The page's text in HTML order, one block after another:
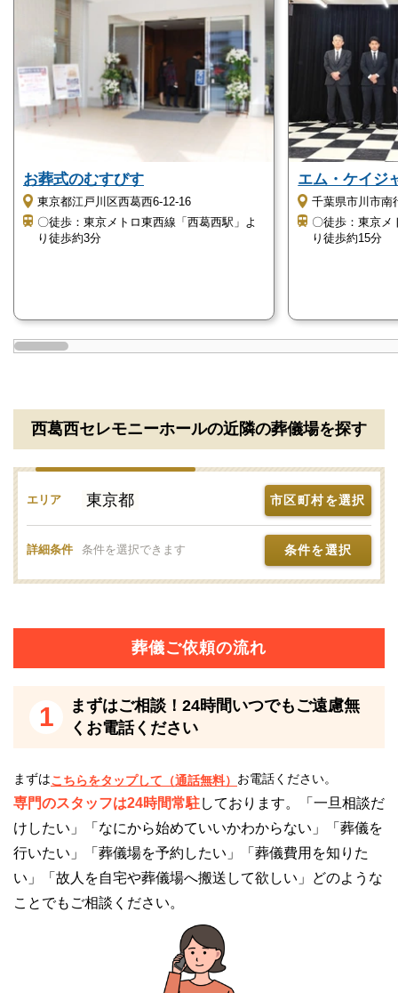
費用を最小限に抑えられる
直葬は通夜と告別式を執り行わずに火葬のみを執り行
います。
参列者は、多くの場合ご家族やご親族のみの数名にな
ります。
火葬式は通夜に関わる費用や香典返しに関する費用を
削減でき、費用をとにかく安く抑えられます。
葬儀費用の負担を最小限におさえたい
ご家族だけでお見送りをしたい
西葛西セレモニーホールの詳細情報
江戸川区西葛西にある民
葬儀の専用施設なので、設備面やサービス面に優れて
首都圏エリアで111の拠点があります。
「相談件数6万件」「安心サポート」「納得の葬儀費
用」が株式会社むすびすの特長です。
西葛西セレモニーホールは、宗教宗派不問で神道や友
人葬など、どの宗教にも対応可能な斎場
お葬式のむすびす
東京都江戸川区西葛西6-12-16
〇徒歩：東京メトロ東西線「西葛西駅」よ
り徒歩約3分
エム・ケイジ
千葉県市川市南
〇徒歩：東京メ
り徒歩約15分
西葛西セレモニーホールの近隣の葬儀場を探す
エリア 東京都 市区町村を選択
詳細条件 条件を選択できます 条件を選択
葬儀ご依頼の流れ
1
まずはご相談！24時間いつでもご遠慮無
くお電話ください
まずはこちらをタップして（通話無料） お電話ください。
専門のスタッフは24時間常駐しております。「一旦相談だ
けしたい」「なにから始めていいかわからない」「葬儀を
行いたい」「葬儀場を予約したい」「葬儀費用を知りた
い」「故人を自宅や葬儀場へ搬送して欲しい」どのような
ことでもご相談ください。